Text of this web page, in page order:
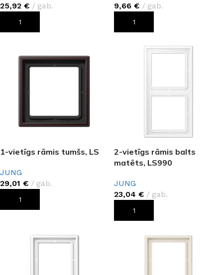
25,92 € gab.
PIEVIENOT GROZAM
9,66 € gab.
PIEVIENOT GROZAM
1-vietīgs rāmis tumšs, LS
JUNG
29,01 € gab.
PIEVIENOT GROZAM
2-vietīgs rāmis balts
matēts, LS990
JUNG
23,04 € gab.
PIEVIENOT GROZAM